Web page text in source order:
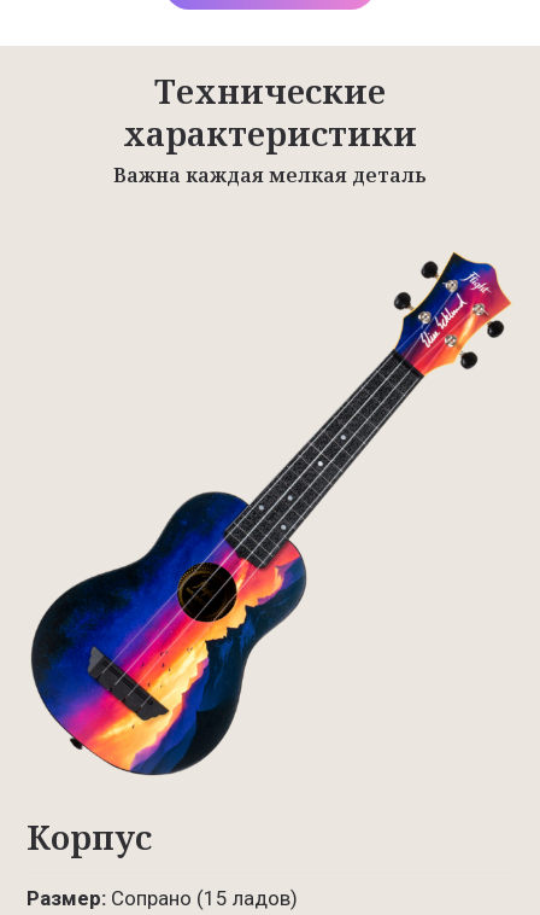
Технические
характеристики
Важна каждая мелкая деталь
Корпус
Размер: Сопрано (15 ладов)